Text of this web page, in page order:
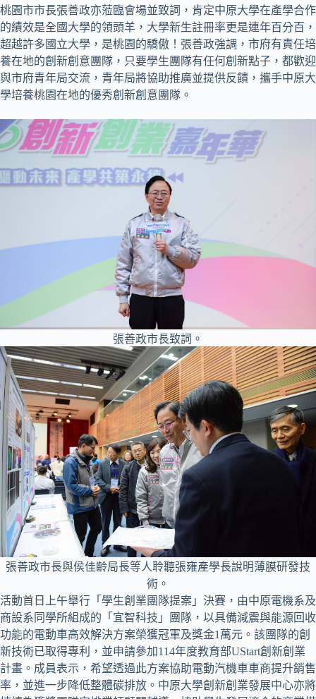
桃園市市長張善政亦蒞臨會場並致詞，肯定中原大學在產學合作
的績效是全國大學的領頭羊，大學新生註冊率更是連年百分百，
超越許多國立大學，是桃園的驕傲！張善政強調，市府有責任培
養在地的創新創意團隊，只要學生團隊有任何創新點子，都歡迎
與市府青年局交流，青年局將協助推廣並提供反饋，攜手中原大
學培養桃園在地的優秀創新創意團隊。
張善政市長致詞。
張善政市長與侯佳齡局長等人聆聽張雍產學長說明薄膜研發技
術。
活動首日上午舉行「學生創業團隊提案」決賽，由中原電機系及
商設系同學所組成的「宜智科技」團隊，以具備減震與能源回收
功能的電動車高效解決方案榮獲冠軍及獎金1萬元。該團隊的創
新技術已取得專利，並申請參加114年度教育部UStart創新創業
計畫。成員表示，希望透過此方案協助電動汽機車車商提升銷售
率，並進一步降低整體碳排放。中原大學創新創業發展中心亦將